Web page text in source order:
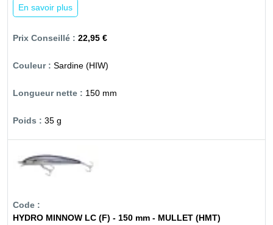
En savoir plus
22,95 €
Sardine (HIW)
150 mm
35 g
HYDRO MINNOW LC (F) - 150 mm - MULLET (HMT)